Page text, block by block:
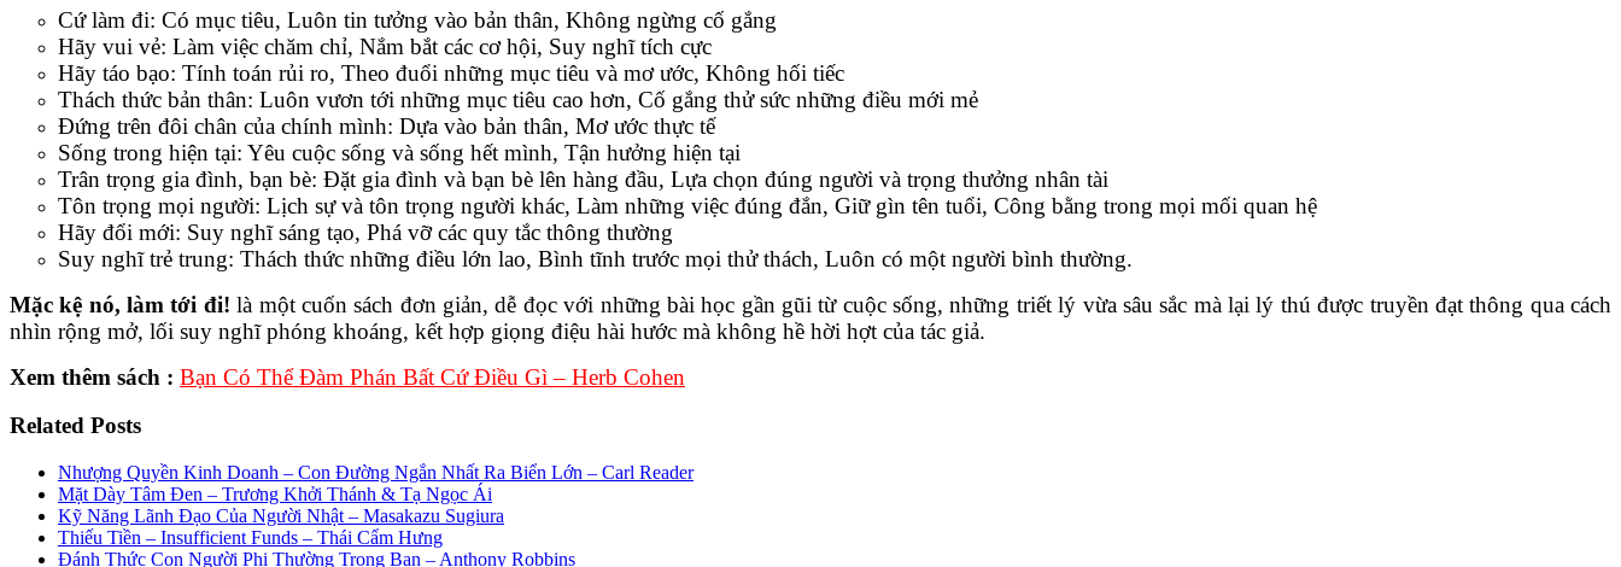
Cứ làm đi: Có mục tiêu, Luôn tin tưởng vào bản thân, Không ngừng cố gắng
Hãy vui vẻ: Làm việc chăm chỉ, Nắm bắt các cơ hội, Suy nghĩ tích cực
Hãy táo bạo: Tính toán rủi ro, Theo đuổi những mục tiêu và mơ ước, Không hối tiếc
Thách thức bản thân: Luôn vươn tới những mục tiêu cao hơn, Cố gắng thử sức những điều mới mẻ
Đứng trên đôi chân của chính mình: Dựa vào bản thân, Mơ ước thực tế
Sống trong hiện tại: Yêu cuộc sống và sống hết mình, Tận hưởng hiện tại
Trân trọng gia đình, bạn bè: Đặt gia đình và bạn bè lên hàng đầu, Lựa chọn đúng người và trọng thưởng nhân tài
Tôn trọng mọi người: Lịch sự và tôn trọng người khác, Làm những việc đúng đắn, Giữ gìn tên tuổi, Công bằng trong mọi mối quan hệ
Hãy đổi mới: Suy nghĩ sáng tạo, Phá vỡ các quy tắc thông thường
Suy nghĩ trẻ trung: Thách thức những điều lớn lao, Bình tĩnh trước mọi thử thách, Luôn có một người bình thường.
Mặc kệ nó, làm tới đi! là một cuốn sách đơn giản, dễ đọc với những bài học gần gũi từ cuộc sống, những triết lý vừa sâu sắc mà lại lý thú được truyền đạt thông qua cách
nhìn rộng mở, lối suy nghĩ phóng khoáng, kết hợp giọng điệu hài hước mà không hề hời hợt của tác giả.
Xem thêm sách : Bạn Có Thể Đàm Phán Bất Cứ Điều Gì – Herb Cohen
Related Posts
Nhượng Quyền Kinh Doanh – Con Đường Ngắn Nhất Ra Biển Lớn – Carl Reader
Mặt Dày Tâm Đen – Trương Khởi Thánh & Tạ Ngọc Ái
Kỹ Năng Lãnh Đạo Của Người Nhật – Masakazu Sugiura
Thiếu Tiền – Insufficient Funds – Thái Cẩm Hưng
Đánh Thức Con Người Phi Thường Trong Bạn – Anthony Robbins